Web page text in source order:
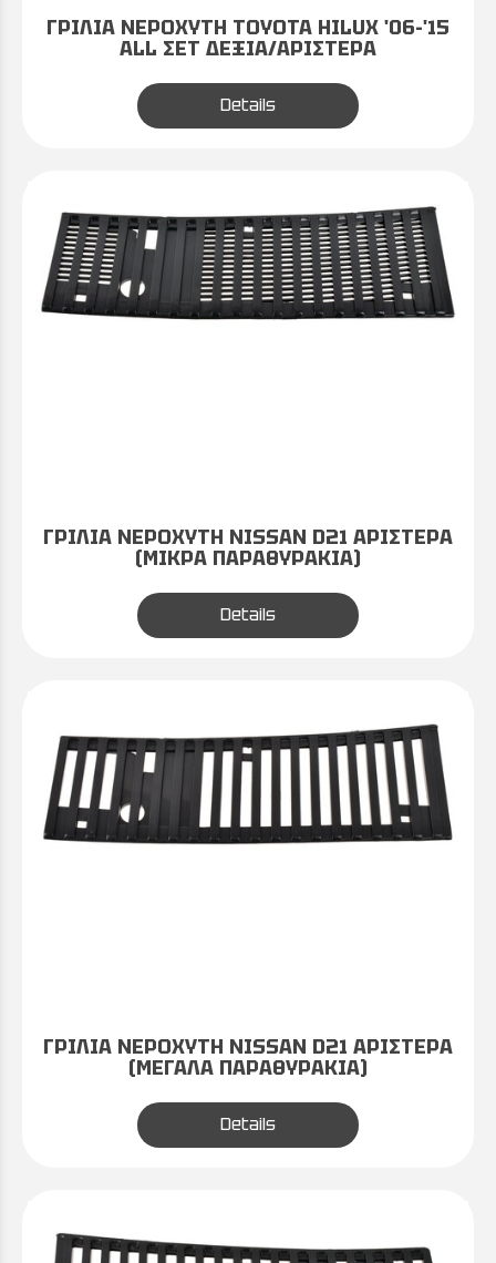
ΓΡΙΛΙΑ ΝΕΡΟΧΥΤΗ TOYOTA HILUX '06-'15
ALL ΣΕΤ ΔΕΞΙΑ/ΑΡΙΣΤΕΡΑ
Details
ΓΡΙΛΙΑ ΝΕΡΟΧΥΤΗ NISSAN D21 ΑΡΙΣΤΕΡΑ
(ΜΙΚΡΑ ΠΑΡΑΘΥΡΑΚΙΑ)
Details
ΓΡΙΛΙΑ ΝΕΡΟΧΥΤΗ NISSAN D21 ΑΡΙΣΤΕΡΑ
(ΜΕΓΑΛΑ ΠΑΡΑΘΥΡΑΚΙΑ)
Details